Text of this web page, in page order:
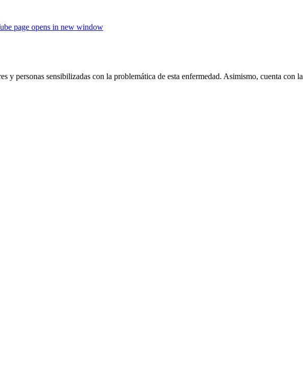
page opens in new window
personas sensibilizadas con la problemática de esta enfermedad. Asimismo, cuenta con la